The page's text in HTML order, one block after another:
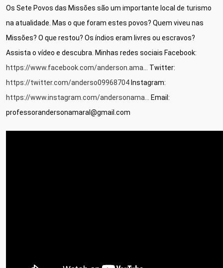
Os Sete Povos das Missões são um importante local de turismo
na atualidade. Mas o que foram estes povos? Quem viveu nas
Missões? O que restou? Os índios eram livres ou escravos?
Assista o vídeo e descubra. Minhas redes sociais Facebook:
https://www.facebook.com/anderson.ama... Twitter:
https://twitter.com/anderso09968704 Instagram:
https://www.instagram.com/andersonama... Email:
professorandersonamaral@gmail.com